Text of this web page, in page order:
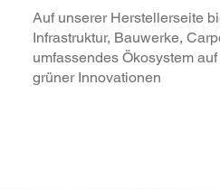
Auf unserer Herstellerseite
Infrastruktur, Bauwerke,
umfassendes Ökosystem
grüner Innovationen